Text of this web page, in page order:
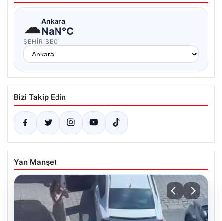
☁Ankara
NaN°C
ŞEHIR SEÇ
Bizi Takip Edin
Yan Manşet